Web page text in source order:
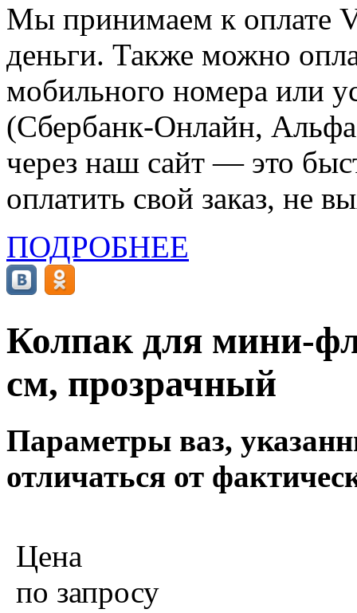
Мы принимаем к оплате
деньги. Также можно
мобильного номера или
(Сбербанк-Онлайн,
через наш сайт — это
оплатить свой заказ, не
ПОДРОБНЕЕ
Колпак для мини-
см, прозрачный
Параметры ваз,
отличаться от
Цена
по запросу